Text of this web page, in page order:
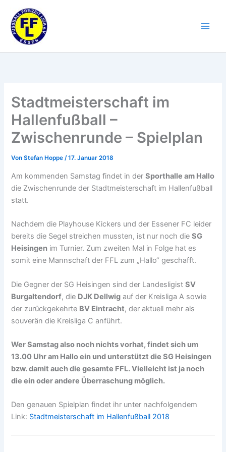
Inhalt
springen
Stadtmeisterschaft im
Hallenfußball –
Zwischenrunde – Spielplan
VonStefan Hoppe/17. Januar 2018
Am kommenden Samstag findet in derSporthalle am Hallo
die Zwischenrunde der Stadtmeisterschaft im Hallenfußball
statt.
Nachdem die Playhouse Kickers und der Essener FC leider
bereits die Segel streichen mussten, ist nur noch dieSG
Heisingen im Turnier. Zum zweiten Mal in Folge hat es
somit eine Mannschaft der FFL zum „Hallo“ geschafft.
Die Gegner der SG Heisingen sind der LandesligistSV
Burgaltendorf, die DJK Dellwig auf der Kreisliga A sowie
der zurückgekehrte BV Eintracht, der aktuell mehr als
souverän die Kreisliga C anführt.
Wer Samstag also noch nichts vorhat, findet sich um
13.00 Uhr am Hallo ein und unterstützt die SG Heisingen
bzw. damit auch die gesamte FFL.Vielleicht ist ja noch
die ein oder andere Überraschung möglich.
Den genauen Spielplan findet ihr unter nachfolgendem
Link: Stadtmeisterschaft im Hallenfußball 2018